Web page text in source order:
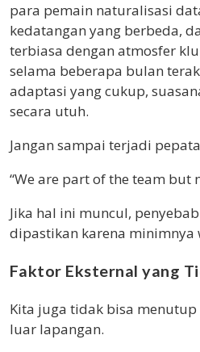
para pemain naturalisasi
kedatangan yang berbeda,
terbiasa dengan atmosfer
selama beberapa bulan
adaptasi yang cukup,
secara utuh.
Jangan sampai terjadi
“We are part of the team but
Jika hal ini muncul,
dipastikan karena minimnya
Faktor Eksternal yang
Kita juga tidak bisa
luar lapangan.